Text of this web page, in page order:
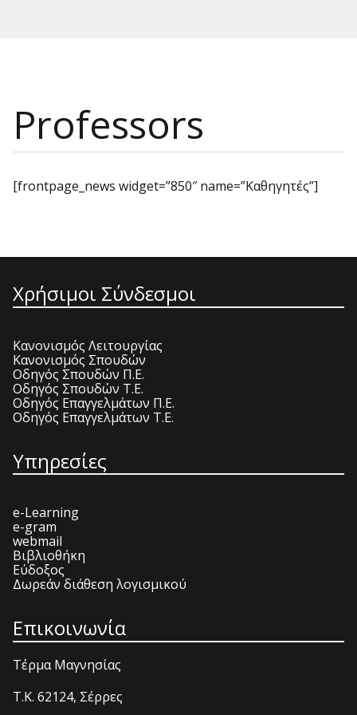
Professors
[frontpage_news widget=”850″ name=”Καθηγητές”]
Χρήσιμοι Σύνδεσμοι
Κανονισμός Λειτουργίας
Κανονισμός Σπουδών
Οδηγός Σπουδών Π.Ε.
Οδηγός Σπουδών Τ.Ε.
Οδηγός Επαγγελμάτων Π.Ε.
Οδηγός Επαγγελμάτων Τ.Ε.
Υπηρεσίες
e-Learning
e-gram
webmail
Βιβλιοθήκη
Εύδοξος
Δωρεάν διάθεση λογισμικού
Επικοινωνία
Τέρμα Μαγνησίας
T.K. 62124, Σέρρες